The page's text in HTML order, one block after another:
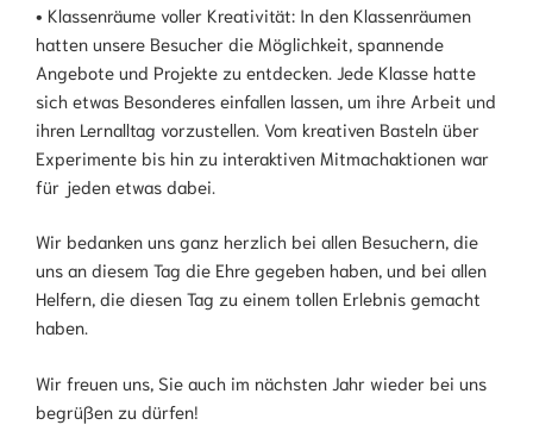
• Klassenräume voller Kreativität: In den Klassenräumen
hatten unsere Besucher die Möglichkeit, spannende
Angebote und Projekte zu entdecken. Jede Klasse hatte
sich etwas Besonderes einfallen lassen, um ihre Arbeit und
ihren Lernalltag vorzustellen. Vom kreativen Basteln über
Experimente bis hin zu interaktiven Mitmachaktionen war
für jeden etwas dabei.
Wir bedanken uns ganz herzlich bei allen Besuchern, die
uns an diesem Tag die Ehre gegeben haben, und bei allen
Helfern, die diesen Tag zu einem tollen Erlebnis gemacht
haben.
Wir freuen uns, Sie auch im nächsten Jahr wieder bei uns
begrüßen zu dürfen!